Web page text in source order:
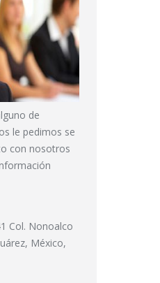
de
le pedimos se
con nosotros
Col. Nonoalco
México,